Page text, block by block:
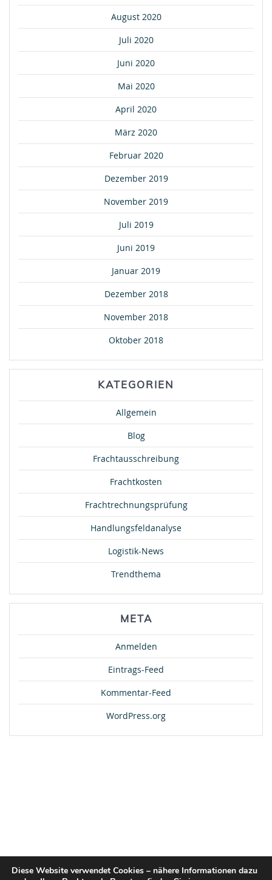
August 2020
Juli 2020
Juni 2020
Mai 2020
April 2020
März 2020
Februar 2020
Dezember 2019
November 2019
Juli 2019
Juni 2019
Januar 2019
Dezember 2018
November 2018
Oktober 2018
KATEGORIEN
Allgemein
Blog
Frachtausschreibung
Frachtkosten
Frachtrechnungsprüfung
Handlungsfeldanalyse
Logistik-News
Trendthema
META
Anmelden
Eintrags-Feed
Kommentar-Feed
WordPress.org
Diese Website verwendet Cookies – nähere Informationen dazu